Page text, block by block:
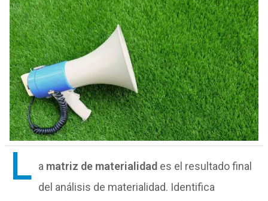
L a matriz de materialidad es el resultado final
del análisis de materialidad. Identifica